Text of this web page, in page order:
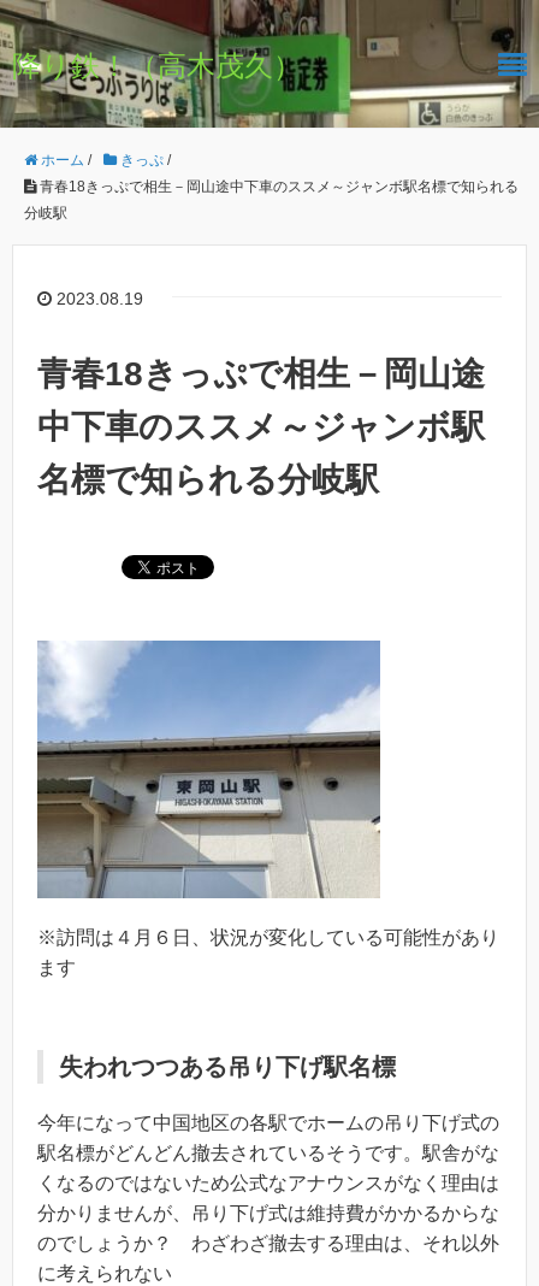
降り鉄！（高木茂久）
ホーム / きっぷ /
青春18きっぷで相生－岡山途中下車のススメ～ジャンボ駅名標で知られる
分岐駅
2023.08.19
青春18きっぷで相生－岡山途
中下車のススメ～ジャンボ駅
名標で知られる分岐駅
※訪問は４月６日、状況が変化している可能性があり
ます
失われつつある吊り下げ駅名標
今年になって中国地区の各駅でホームの吊り下げ式の
駅名標がどんどん撤去されているそうです。駅舎がな
くなるのではないため公式なアナウンスがなく理由は
分かりませんが、吊り下げ式は維持費がかかるからな
のでしょうか？ わざわざ撤去する理由は、それ以外
に考えられない